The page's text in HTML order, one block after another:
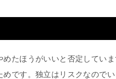
たほうがいいと否定してい
です。独立はリスクなので